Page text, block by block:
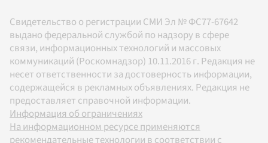
Свидетельство о регистрации СМИ Эл № ФС77-67642
выдано федеральной службой по надзору в сфере
связи, информационных технологий и массовых
коммуникаций (Роскомнадзор) 10.11.2016 г. Редакция не
несет ответственности за достоверность информации,
содержащейся в рекламных объявлениях. Редакция не
предоставляет справочной информации.
Информация об ограничениях
На информационном ресурсе применяются